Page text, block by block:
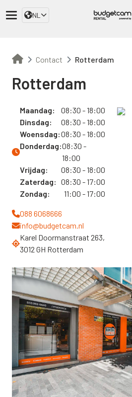
NL
Contact Rotterdam
Rotterdam
Maandag:
08:30 - 18:00
Dinsdag:
08:30 - 18:00
Woensdag:08:30 - 18:00
Donderdag:08:30 -
18:00
Vrijdag:
08:30 - 18:00
Zaterdag: 08:30 - 17:00
Zondag:
11:00 - 17:00
088 6068666
info@budgetcam.nl
Karel Doormanstraat 263,
3012 GH Rotterdam